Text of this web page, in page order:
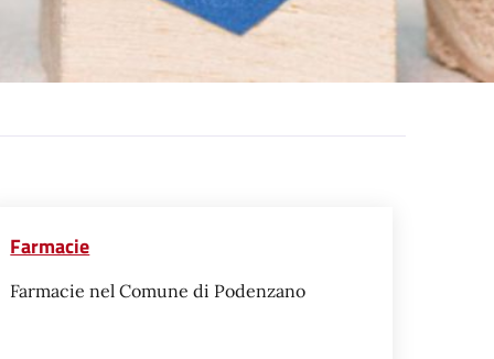
Farmacie
Farmacie nel Comune di Podenzano